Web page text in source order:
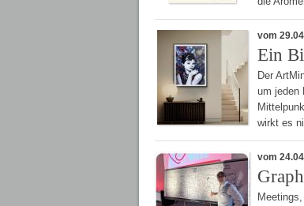
vom
Ein
Der
um jeden
wirkt es
vom